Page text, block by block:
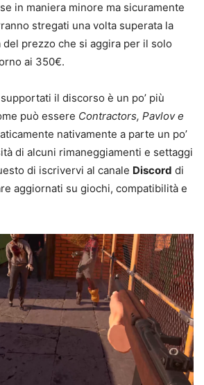
in maniera minore ma sicuramente
stregati una volta superata la
prezzo che si aggira per il solo
ai 350€.
il discorso è un po’ più
può essere Contractors, Pavlov e
nativamente a parte un po’
di alcuni rimaneggiamenti e settaggi
di iscrivervi al canale Discord di
aggiornati su giochi, compatibilità e